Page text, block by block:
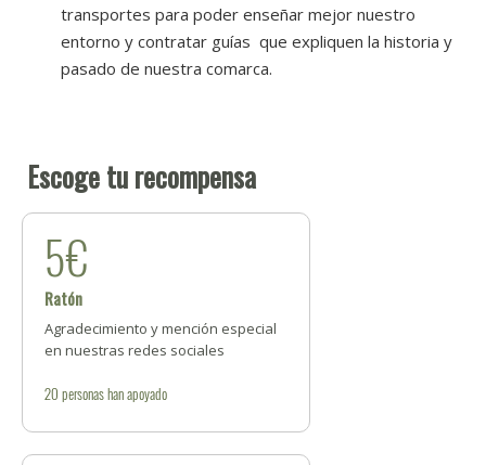
transportes para poder enseñar mejor nuestro
entorno y contratar guías que expliquen la historia y
pasado de nuestra comarca.
Escoge tu recompensa
5€
Ratón
Agradecimiento y mención especial
en nuestras redes sociales
20 personashan apoyado